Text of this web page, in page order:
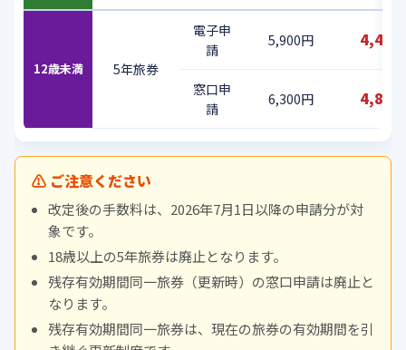
12歳未満 5年旅券
電子申
請
5,900円 4,400
窓口申
請
6,300円 4,800
⚠ ご注意ください
改定後の手数料は、2026年7月1日以降の申請分が対
象です。
18歳以上の5年旅券は廃止となります。
残存有効期間同一旅券（更新時）の窓口申請は廃止と
なります。
残存有効期間同一旅券は、現在の旅券の有効期間を引